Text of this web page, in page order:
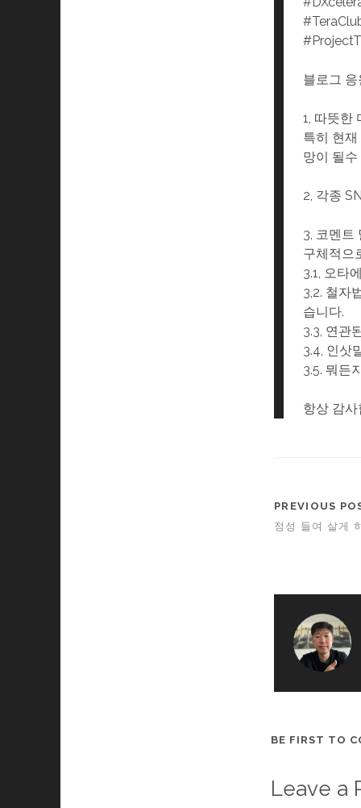
블로그
1, 따뜻한
특히 현
망이 될
2, 각종
3, 코멘트
구체적으
3.1, 오타
3,2. 철자
습니다.
3.3, 연관
3.4, 인삿
3.5. 뭐든
항상 감
PREVIOUS
정성 들여 살게
BE FIRST TO
Leave a